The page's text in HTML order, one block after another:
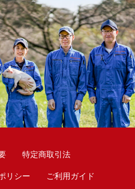
特定商取引法
リシー ご利用ガイド